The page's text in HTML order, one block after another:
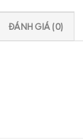
ĐÁNH GIÁ (0)